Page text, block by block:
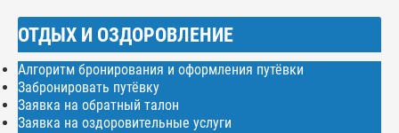
ОТДЫХ И ОЗДОРОВЛЕНИЕ
Алгоритм бронирования и оформления путёвки
Забронировать путёвку
Заявка на обратный талон
Заявка на оздоровительные услуги